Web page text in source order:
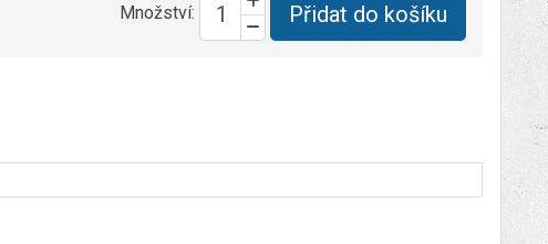
Množství: Přidat do košíku